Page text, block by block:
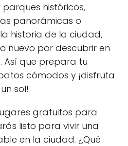
históricos,
panorámicas o
historia de la ciudad,
nuevo por descubrir en
Así que prepara tu
cómodos y ¡disfruta
sol!
gratuitos para
listo para vivir una
en la ciudad. ¿Qué